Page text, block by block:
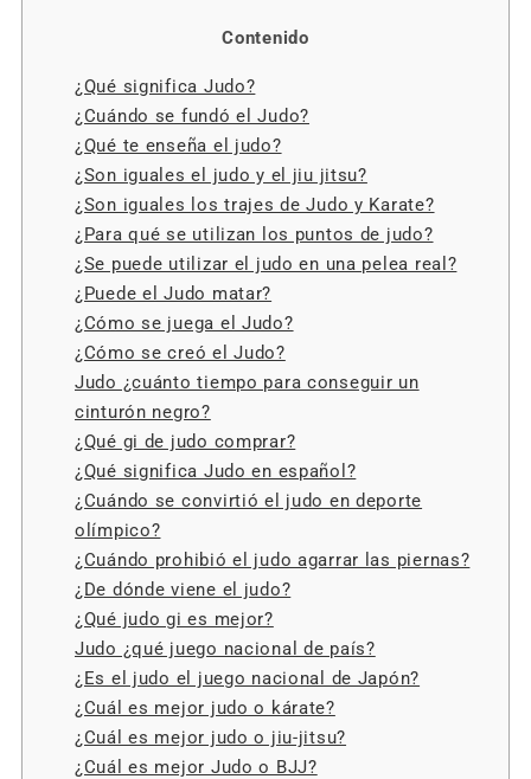
Contenido
¿Qué significa Judo?
¿Cuándo se fundó el Judo?
¿Qué te enseña el judo?
¿Son iguales el judo y el jiu jitsu?
¿Son iguales los trajes de Judo y Karate?
¿Para qué se utilizan los puntos de judo?
¿Se puede utilizar el judo en una pelea real?
¿Puede el Judo matar?
¿Cómo se juega el Judo?
¿Cómo se creó el Judo?
Judo ¿cuánto tiempo para conseguir un
cinturón negro?
¿Qué gi de judo comprar?
¿Qué significa Judo en español?
¿Cuándo se convirtió el judo en deporte
olímpico?
¿Cuándo prohibió el judo agarrar las piernas?
¿De dónde viene el judo?
¿Qué judo gi es mejor?
Judo ¿qué juego nacional de país?
¿Es el judo el juego nacional de Japón?
¿Cuál es mejor judo o kárate?
¿Cuál es mejor judo o jiu-jitsu?
¿Cuál es mejor Judo o BJJ?